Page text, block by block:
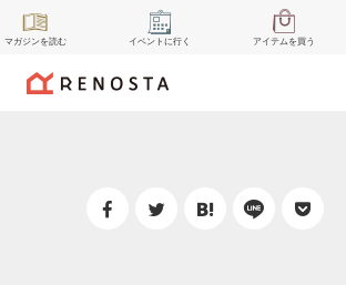
マガジンを読む イベント に行く アイテムを買う